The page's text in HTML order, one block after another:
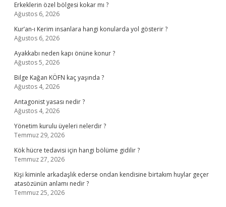
Erkeklerin özel bölgesi kokar mı ?
Ağustos 6, 2026
Kur’an-ı Kerim insanlara hangi konularda yol gösterir ?
Ağustos 6, 2026
Ayakkabı neden kapı önüne konur ?
Ağustos 5, 2026
Bilge Kağan KÖFN kaç yaşında ?
Ağustos 4, 2026
Antagonist yasası nedir ?
Ağustos 4, 2026
Yönetim kurulu üyeleri nelerdir ?
Temmuz 29, 2026
Kök hücre tedavisi için hangi bölüme gidilir ?
Temmuz 27, 2026
Kişi kiminle arkadaşlık ederse ondan kendisine birtakım huylar geçer
atasözünün anlamı nedir ?
Temmuz 25, 2026